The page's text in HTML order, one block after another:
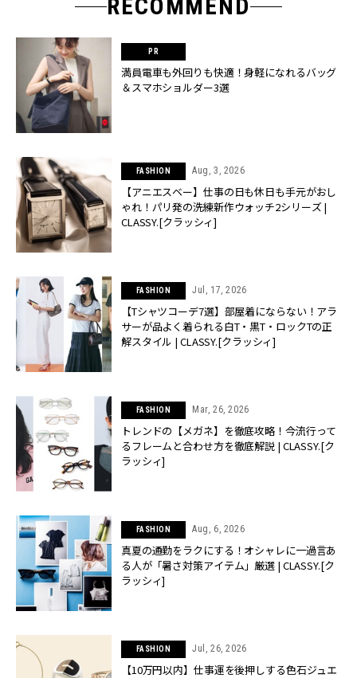
RECOMMEND
満員電車も外回りも快適！身軽になれるバッグ
＆スマホショルダー3選
FASHION Aug, 3, 2026
【アニエスベー】仕事の日も休日も手元がおし
ゃれ！パリ発の洗練新作ウォッチ2シリーズ |
CLASSY.[クラッシィ]
FASHION Jul, 17, 2026
【Tシャツコーデ7選】部屋着にならない！アラ
サーが品よく着られる白T・黒T・ロックTの正
解スタイル | CLASSY.[クラッシィ]
FASHION Mar, 26, 2026
トレンドの【メガネ】を徹底攻略！今流行って
るフレームと合わせ方を徹底解説 | CLASSY.[ク
ラッシィ]
FASHION Aug, 6, 2026
真夏の通勤をラクにする！オシャレに一過言あ
る人が「暑さ対策アイテム」厳選 | CLASSY.[ク
ラッシィ]
FASHION Jul, 26, 2026
【10万円以内】仕事運を後押しする色石ジュエ